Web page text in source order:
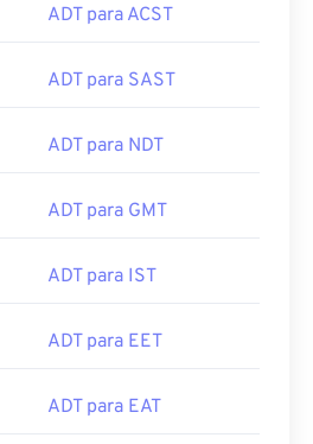
ADT para ACST
ADT para SAST
ADT para NDT
ADT para GMT
ADT para IST
ADT para EET
ADT para EAT